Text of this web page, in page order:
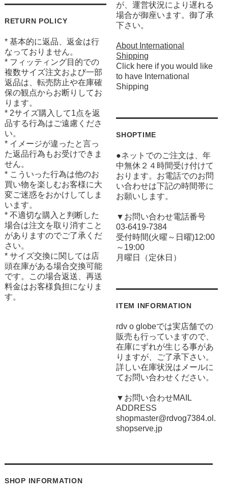
RETURN POLICY
* 基本的に返品、返金は行
なっておりません。
* フィッティング目的での
複数サイズ注文および一部
返品は、転売防止や在庫確
保の観点からお断りしてお
ります。
* 2サイズ購入して1点を返
品する行為はご遠慮くださ
い。
* イメージが違ったと言っ
た返品行為もお受けできま
せん。
* こういった行為は他のお
買い物を楽しむお客様に大
変ご迷惑をおかけしてしま
います。
* 不適切な購入と判断した
場合は注文を取り消すこと
がありますのでご了承くだ
さい。
* サイズ交換に関しては店
頭在庫がある場合交換可能
です。この場合返送、再送
料金はお客様負担になりま
す。
が、運営状況により遅れる
場合が御座います。御了承
下さい。
About International
Shipping
Click here if you would like
to have International
Shipping
SHOPTIME
●ネットでのご注文は、年
中無休２４時間受け付けて
おります。お電話でのお問
い合わせは下記の時間帯に
お願いします。
▼お問い合わせ電話番号
03-6419-7384
受付時間(火曜～日曜)12:00
～19:00
月曜日（定休日）
ITEM INFORMATION
rdv o globeでは実店舗での
販売も行っていますので、
在庫にずれが生じる事があ
りますが、ご了承下さい。
詳しい在庫状況はメールに
てお問い合わせください。
▼お問い合わせMAIL
ADDRESS
shopmaster@rdvog7384.ol.
shopserve.jp
SHOP INFORMATION